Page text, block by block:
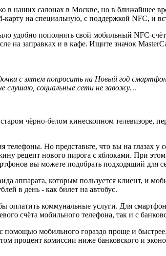
в наших салонах в Москве, но в ближайшее
на специальную, с поддержкой NFC, и
пополнять свой мобильный NFC-
на заправках и в кафе. Ищите значок
с зятем попросить на Новый год
слушаю, социальные сети не завожу…
чёрно-белом кинескопном телевизоре,
Но представьте, что вы на глазах у
рецепт нового пирога с яблоками. При
вы можете подобрать подходящий для
аппарата, которым пользуется клиент, и
в день - как билет на автобус.
оплатить коммунальные услуги. Для
счёта мобильного телефона, так и с
мобильного гораздо проще и
процент комиссии ниже банковского и